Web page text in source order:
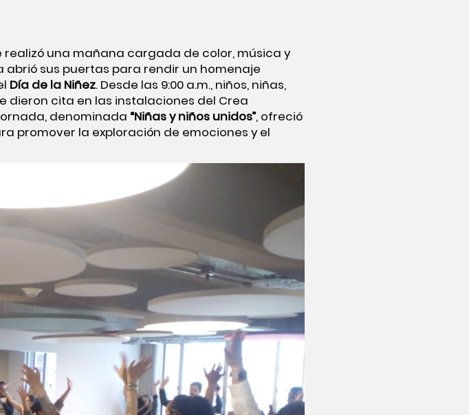
realizó una mañana cargada de color, música y
sus puertas para rendir un homenaje
Día de la Niñez. Desde las 9:00 a.m., niños, niñas,
dieron cita en las instalaciones del Crea
denominada “Niñas y niños unidos”, ofreció
promover la exploración de emociones y el